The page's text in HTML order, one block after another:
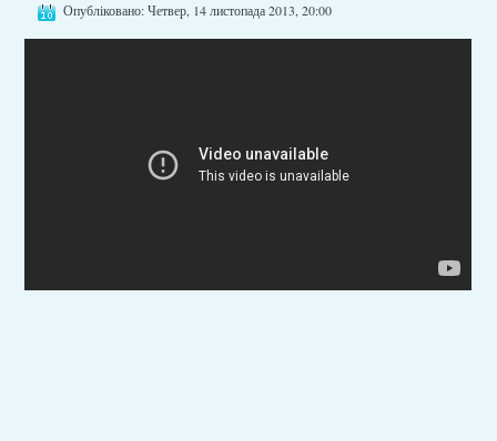
Опубліковано: Четвер, 14 листопада 2013, 20:00